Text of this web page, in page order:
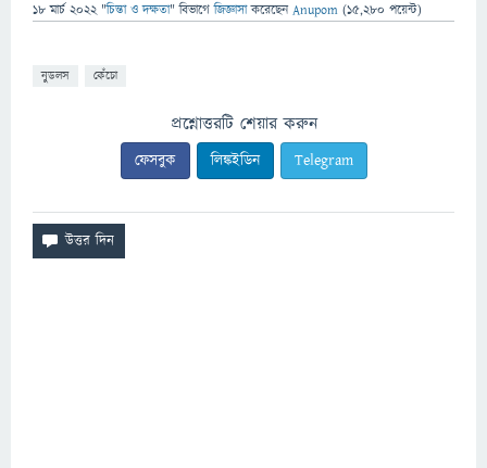
18 মার্চ 2022 "চিন্তা ও দক্ষতা" বিভাগে জিজ্ঞাসাকরেছেনAnupom (15,280 পয়েন্ট)
নুডলস কেঁচো
প্রশ্নোত্তরটি শেয়ার করুন
ফেসবুক লিঙ্কইডিন Telegram